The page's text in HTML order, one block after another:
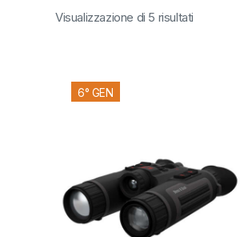
Visualizzazione di 5 risultati
6° GEN